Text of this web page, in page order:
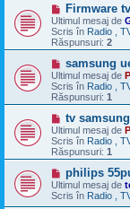
n
o
u
M
e
s
a
j
n
o
u
Firmware
Ultimul mesaj de
Scris în Radio ,
Răspunsuri: 2
M
e
s
a
j
n
o
u
samsung
Ultimul mesaj de
Scris în Radio ,
Răspunsuri: 1
M
e
s
a
j
n
o
u
tv samsung
Ultimul mesaj de
Scris în Radio ,
Răspunsuri: 1
M
e
s
a
philips
Ultimul mesaj de
Scris în Radio ,